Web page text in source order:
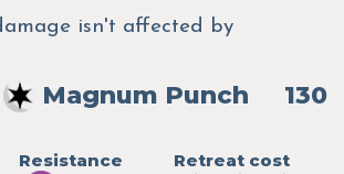
isn't affected by
Magnum Punch 130
Resistance
Retreat cost